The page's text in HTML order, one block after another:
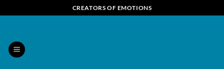
ai
CREATORS OF EMOTIONS